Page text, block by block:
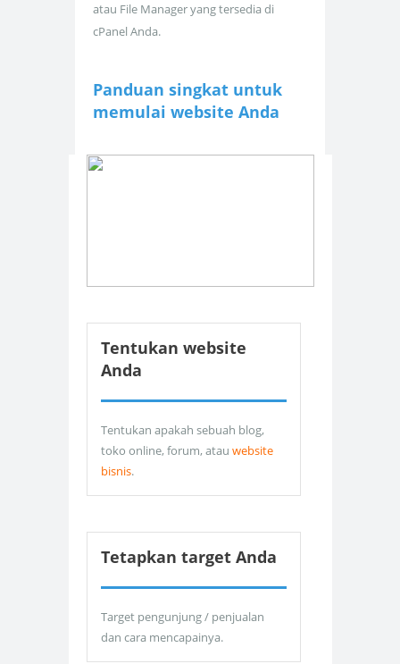
atau File Manager yang tersedia di
cPanel Anda.
Panduan singkat untuk
memulai website Anda
Tentukan website
Anda
Tentukan apakah sebuah blog,
toko online, forum, atau website
bisnis.
Tetapkan target Anda
Target pengunjung / penjualan
dan cara mencapainya.